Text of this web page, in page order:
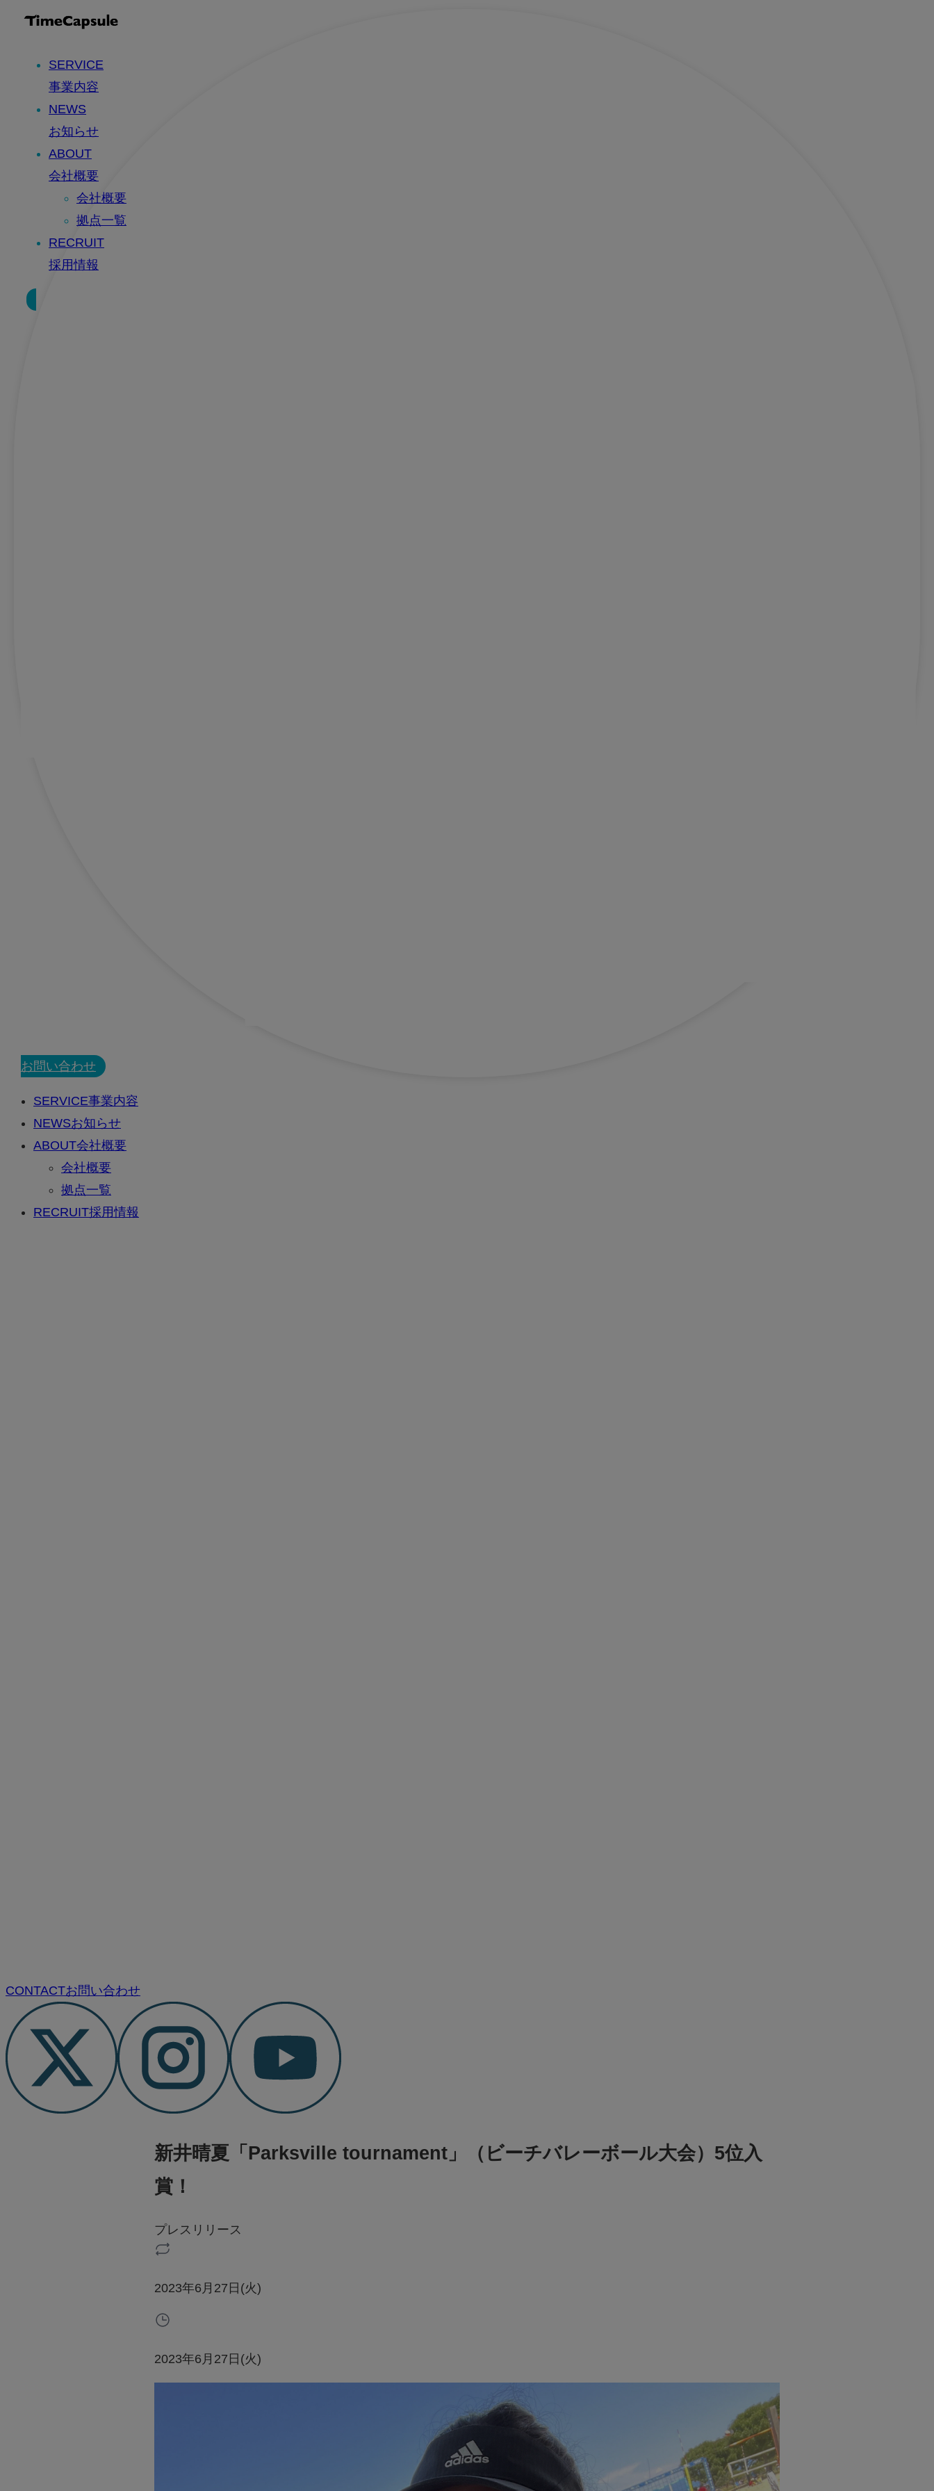
SERVICE
事業内容
NEWS
お知らせ
ABOUT
会社概要
会社概要
拠点一覧
RECRUIT
採用情報
お問い合わせ
SERVICE事業内容
NEWSお知らせ
ABOUT会社概要
会社概要
拠点一覧
RECRUIT採用情報
CONTACTお問い合わせ
新井晴夏「Parksville tournament」（ビーチバレーボール大会）5位入
賞！
プレスリリース
2023年6月27日(火)
2023年6月27日(火)